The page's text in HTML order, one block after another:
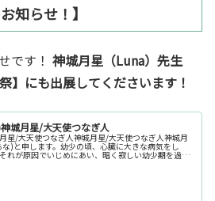
知らせ！】
です！ 神城月星（Luna）先生
】にも出展してくださいます！
城月星/大天使つなぎ人
星/大天使つなぎ人神城月星/大天使つなぎ人神城月
な)と申します。幼少の頃、心臓に大きな病気をし
れが原因でいじめにあい、暗く寂しい幼少期を過ご